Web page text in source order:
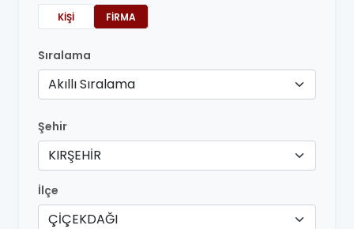
KIŞI FIRMA
Sıralama
Akıllı Sıralama
Şehir
KIRŞEHİR
İlçe
ÇİÇEKDAĞI